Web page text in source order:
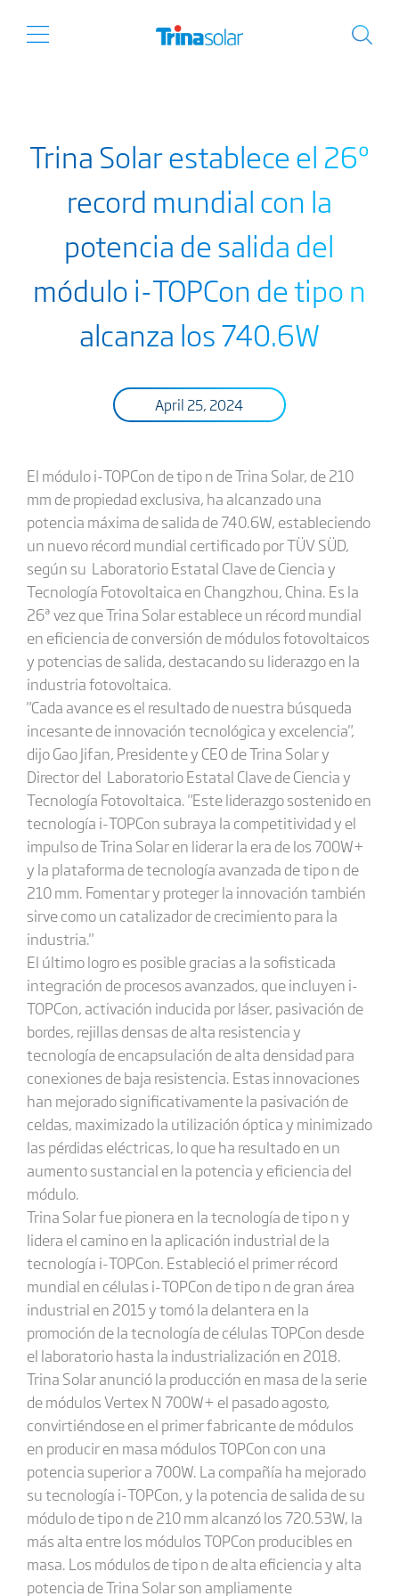
Trina Solar establece el 26º
record mundial con la
potencia de salida del
módulo i-TOPCon de tipo n
alcanza los 740.6W
April 25, 2024
El módulo i-TOPCon de tipo n de Trina Solar, de 210
mm de propiedad exclusiva, ha alcanzado una
potencia máxima de salida de 740.6W, estableciendo
un nuevo récord mundial certificado por TÜV SÜD,
según su Laboratorio Estatal Clave de Ciencia y
Tecnología Fotovoltaica en Changzhou, China. Es la
26ª vez que Trina Solar establece un récord mundial
en eficiencia de conversión de módulos fotovoltaicos
y potencias de salida, destacando su liderazgo en la
industria fotovoltaica.
"Cada avance es el resultado de nuestra búsqueda
incesante de innovación tecnológica y excelencia",
dijo Gao Jifan, Presidente y CEO de Trina Solar y
Director del Laboratorio Estatal Clave de Ciencia y
Tecnología Fotovoltaica. "Este liderazgo sostenido en
tecnología i-TOPCon subraya la competitividad y el
impulso de Trina Solar en liderar la era de los 700W+
y la plataforma de tecnología avanzada de tipo n de
210 mm. Fomentar y proteger la innovación también
sirve como un catalizador de crecimiento para la
industria."
El último logro es posible gracias a la sofisticada
integración de procesos avanzados, que incluyen i-
TOPCon, activación inducida por láser, pasivación de
bordes, rejillas densas de alta resistencia y
tecnología de encapsulación de alta densidad para
conexiones de baja resistencia. Estas innovaciones
han mejorado significativamente la pasivación de
celdas, maximizado la utilización óptica y minimizado
las pérdidas eléctricas, lo que ha resultado en un
aumento sustancial en la potencia y eficiencia del
módulo.
Trina Solar fue pionera en la tecnología de tipo n y
lidera el camino en la aplicación industrial de la
tecnología i-TOPCon. Estableció el primer récord
mundial en células i-TOPCon de tipo n de gran área
industrial en 2015 y tomó la delantera en la
promoción de la tecnología de células TOPCon desde
el laboratorio hasta la industrialización en 2018.
Trina Solar anunció la producción en masa de la serie
de módulos Vertex N 700W+ el pasado agosto,
convirtiéndose en el primer fabricante de módulos
en producir en masa módulos TOPCon con una
potencia superior a 700W. La compañía ha mejorado
su tecnología i-TOPCon, y la potencia de salida de su
módulo de tipo n de 210 mm alcanzó los 720.53W, la
más alta entre los módulos TOPCon producibles en
masa. Los módulos de tipo n de alta eficiencia y alta
potencia de Trina Solar son ampliamente